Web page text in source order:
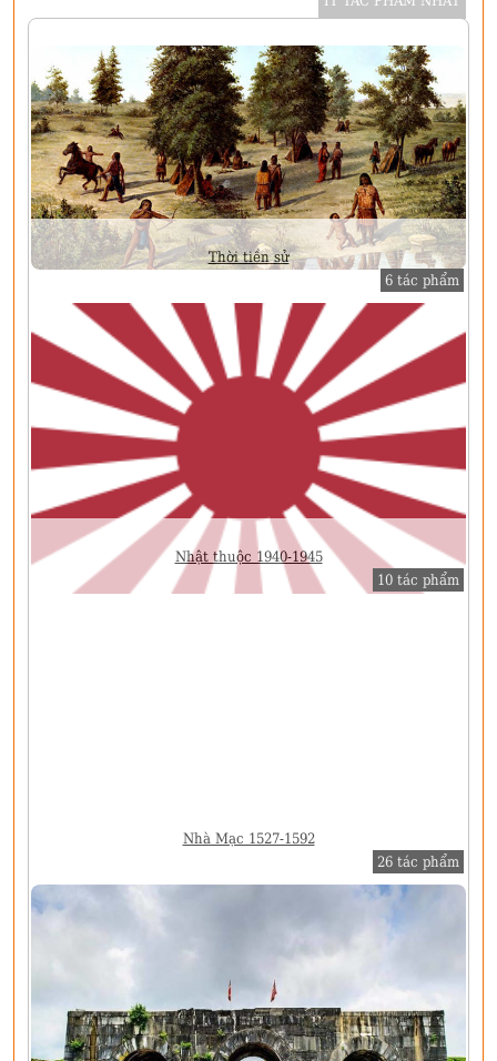
Thời tiền sử
6 tác phẩm
Nhật thuộc 1940-1945
10 tác phẩm
Nhà Mạc 1527-1592
26 tác phẩm